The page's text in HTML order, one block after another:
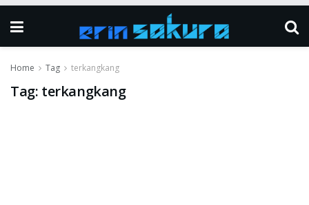
Home Tag terkangkang
Tag: terkangkang